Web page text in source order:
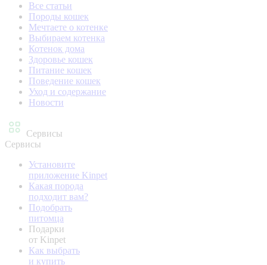
Все статьи
Породы кошек
Мечтаете о котенке
Выбираем котенка
Котенок дома
Здоровье кошек
Питание кошек
Поведение кошек
Уход и содержание
Новости
Сервисы
Сервисы
Установите
приложение Kinpet
Какая порода
подходит вам?
Подобрать
питомца
Подарки
от Kinpet
Как выбрать
и купить